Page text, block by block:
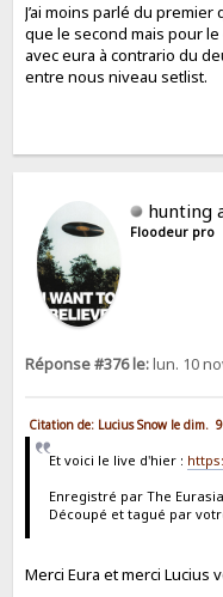
J’ai moins parlé du
que le second mais pour le
avec eura à contrario du
entre nous niveau setlist.
hunting
Floodeur pro
Réponse #376 le:lun. 10
Citation de: Lucius Snow le dim.
Et voici le live d'hier :
Enregistré par The
Découpé et tagué par
Merci Eura et merci Lucius